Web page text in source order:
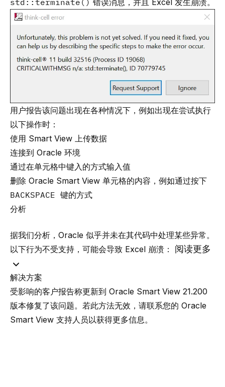
std::terminate() 错误消息，并且 Excel 发生崩溃。
用户报告该问题出现在各种情况下，例如出现在尝试执行
以下操作时：
使用 Smart View 上传数据
连接到 Oracle 环境
通过在单元格中键入的方式输入值
删除 Oracle Smart View 单元格的内容，例如通过按下
BACKSPACE 键的方式
分析
据我们分析，Oracle 似乎并未在其代码中处理某些异常。
以下行为不受支持，可能会导致 Excel 崩溃： 阅读更多
解决方案
受影响的客户报告称更新到 Oracle Smart View 21.200
版本修复了该问题。若此方法无效，请联系您的 Oracle
Smart View 支持人员以获得更多信息。